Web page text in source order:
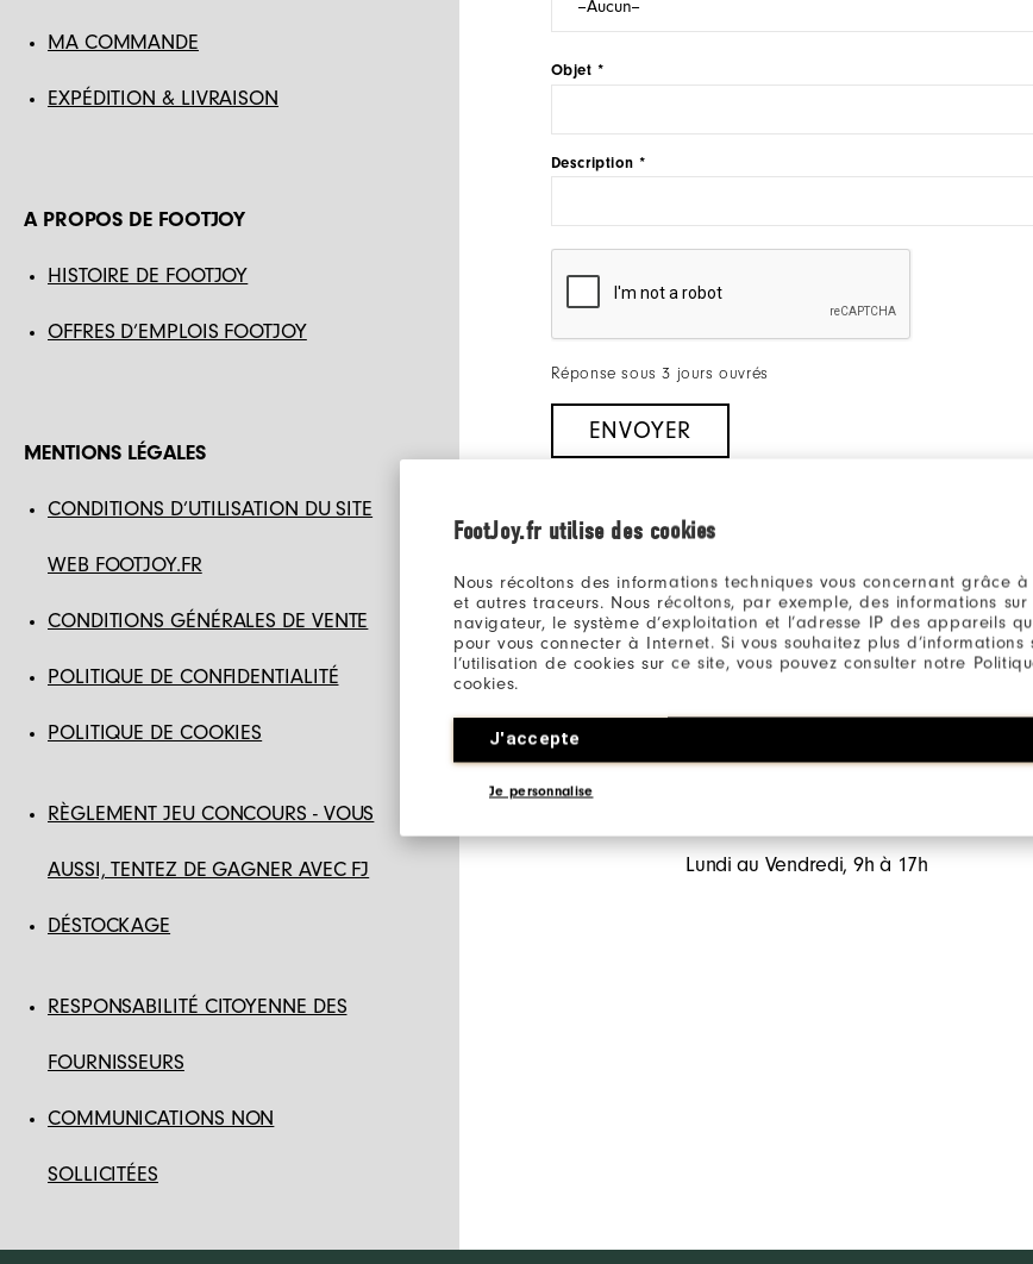
FootJoy.fr utilise des cookies
Nous récoltons des informations techniques vous concernant grâce
et autres traceurs. Nous récoltons, par exemple, des informations sur
navigateur, le système d’exploitation et l’adresse IP des appareils
pour vous connecter à Internet. Si vous souhaitez plus d’informations
l’utilisation de cookies sur ce site, vous pouvez consulter notre
cookies.
J'accepte
Je personnalise
MA COMMANDE
EXPÉDITION & LIVRAISON
A PROPOS DE FOOTJOY
HISTOIRE DE FOOTJOY
OFFRES D’EMPLOIS FOOTJOY
MENTIONS LÉGALES
CONDITIONS D’UTILISATION DU SITE
WEB FOOTJOY.FR
CONDITIONS GÉNÉRALES DE VENTE
POLITIQUE DE CONFIDENTIALITÉ
POLITIQUE DE COOKIES
RÈGLEMENT JEU CONCOURS - VOUS
AUSSI, TENTEZ DE GAGNER AVEC FJ
DÉSTOCKAGE
RESPONSABILITÉ CITOYENNE DES
FOURNISSEURS
COMMUNICATIONS NON
SOLLICITÉES
Objet *
Description *
Réponse sous 3 jours ouvrés
ENVOYER
Lundi au Vendredi, 9h à 17h